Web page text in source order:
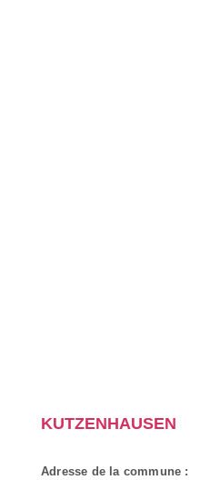
KUTZENHAUSEN
Adresse de la commune :